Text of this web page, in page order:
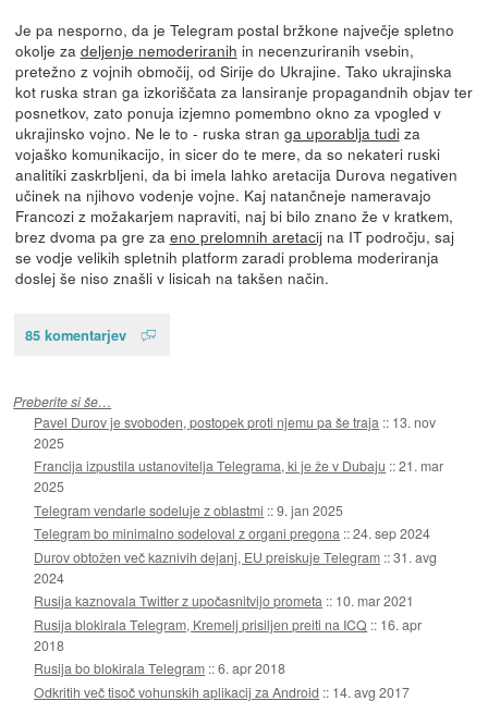
Je pa nesporno, da je Telegram postal bržkone največje spletno
okolje za deljenje nemoderiranih in necenzuriranih vsebin,
pretežno z vojnih območij, od Sirije do Ukrajine. Tako ukrajinska
kot ruska stran ga izkoriščata za lansiranje propagandnih objav ter
posnetkov, zato ponuja izjemno pomembno okno za vpogled v
ukrajinsko vojno. Ne le to - ruska stran ga uporablja tudiza
vojaško komunikacijo, in sicer do te mere, da so nekateri ruski
analitiki zaskrbljeni, da bi imela lahko aretacija Durova negativen
učinek na njihovo vodenje vojne. Kaj natančneje nameravajo
Francozi z možakarjem napraviti, naj bi bilo znano že v kratkem,
brez dvoma pa gre za eno prelomnih aretacijna IT področju, saj
se vodje velikih spletnih platform zaradi problema moderiranja
doslej še niso znašli v lisicah na takšen način.
85 komentarjev
Preberite si še…
Pavel Durov je svoboden, postopek proti njemu pa še traja :: 13. nov
2025
Francija izpustila ustanovitelja Telegrama, ki je že v Dubaju ::21. mar
2025
Telegram vendarle sodeluje z oblastmi ::9. jan 2025
Telegram bo minimalno sodeloval z organi pregona ::24. sep 2024
Durov obtožen več kaznivih dejanj, EU preiskuje Telegram ::31. avg
2024
Rusija kaznovala Twitter z upočasnitvijo prometa :: 10. mar 2021
Rusija blokirala Telegram, Kremelj prisiljen preiti na ICQ :: 16. apr
2018
Rusija bo blokirala Telegram ::6. apr 2018
Odkritih več tisoč vohunskih aplikacij za Android :: 14. avg 2017